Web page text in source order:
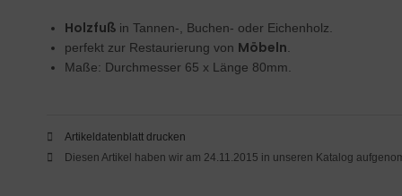
Holzfuß in Tannen-, Buchen- oder Eichenholz.
perfekt zur Restaurierung von Möbeln
Maße: Durchmesser 65 x Länge 80mm.
Artikeldatenblatt drucken
Diesen Artikel haben wir am 24.11.2015 in unseren Katalog